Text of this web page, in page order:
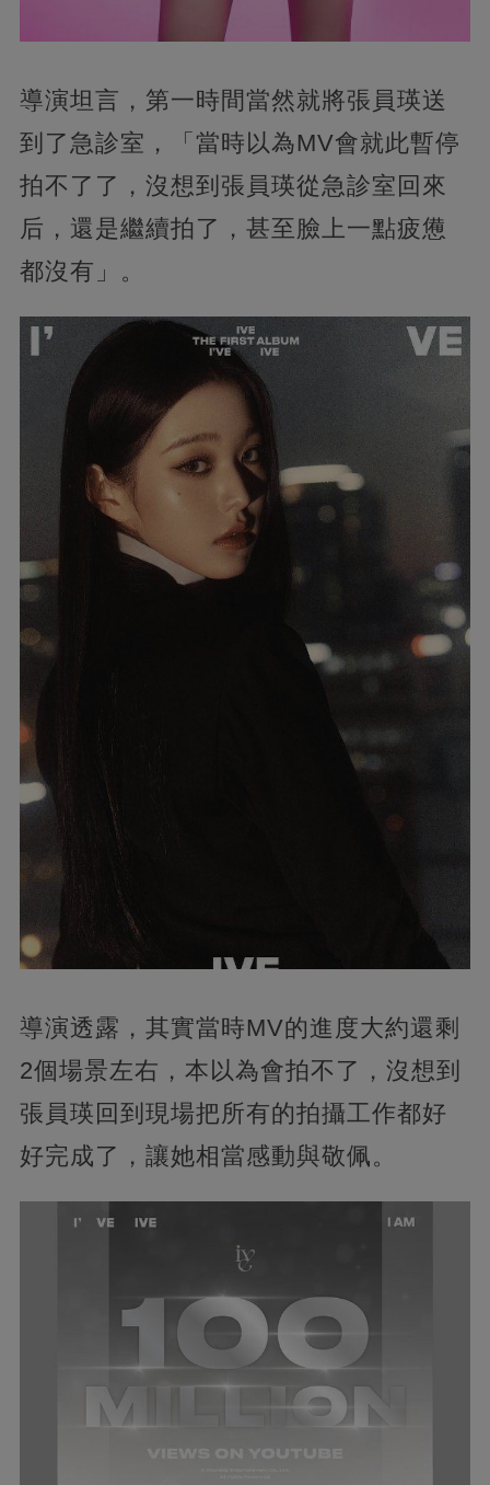
導演坦言，第一時間當然就將張員瑛送
到了急診室，「當時以為MV會就此暫停
拍不了了，沒想到張員瑛從急診室回來
后，還是繼續拍了，甚至臉上一點疲憊
都沒有」。
導演透露，其實當時MV的進度大約還剩
2個場景左右，本以為會拍不了，沒想到
張員瑛回到現場把所有的拍攝工作都好
好完成了，讓她相當感動與敬佩。